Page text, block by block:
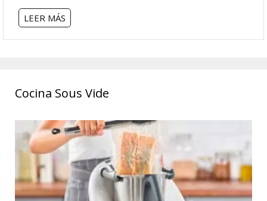
LEER MÁS
Cocina Sous Vide